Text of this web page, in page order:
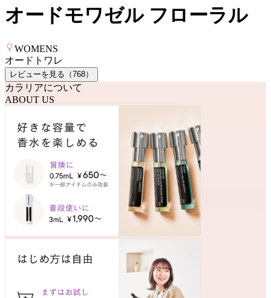
オードモワゼル フローラル
WOMENS
オードトワレ
レビューを見る（768）
カラリアについて
ABOUT US